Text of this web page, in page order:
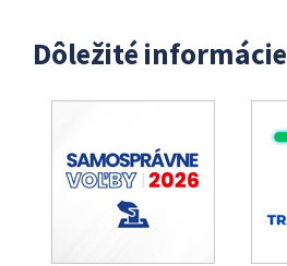
Dôležité informácie